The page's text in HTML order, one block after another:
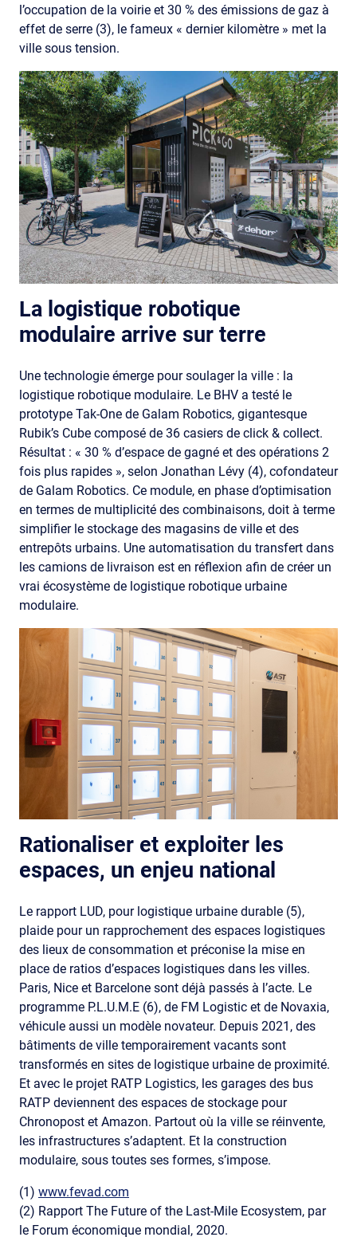
l’occupation de la voirie et 30 % des émissions de gaz à
effet de serre (3), le fameux « dernier kilomètre » met la
ville sous tension.
La logistique robotique
modulaire arrive sur terre
Une technologie émerge pour soulager la ville : la
logistique robotique modulaire. Le BHV a testé le
prototype Tak-One de Galam Robotics, gigantesque
Rubik’s Cube composé de 36 casiers de click & collect.
Résultat : « 30 % d’espace de gagné et des opérations 2
fois plus rapides », selon Jonathan Lévy (4), cofondateur
de Galam Robotics. Ce module, en phase d’optimisation
en termes de multiplicité des combinaisons, doit à terme
simplifier le stockage des magasins de ville et des
entrepôts urbains. Une automatisation du transfert dans
les camions de livraison est en réflexion afin de créer un
vrai écosystème de logistique robotique urbaine
modulaire.
Rationaliser et exploiter les
espaces, un enjeu national
Le rapport LUD, pour logistique urbaine durable (5),
plaide pour un rapprochement des espaces logistiques
des lieux de consommation et préconise la mise en
place de ratios d’espaces logistiques dans les villes.
Paris, Nice et Barcelone sont déjà passés à l’acte. Le
programme P.L.U.M.E (6), de FM Logistic et de Novaxia,
véhicule aussi un modèle novateur. Depuis 2021, des
bâtiments de ville temporairement vacants sont
transformés en sites de logistique urbaine de proximité.
Et avec le projet RATP Logistics, les garages des bus
RATP deviennent des espaces de stockage pour
Chronopost et Amazon. Partout où la ville se réinvente,
les infrastructures s’adaptent. Et la construction
modulaire, sous toutes ses formes, s’impose.
(1) www.fevad.com
(2) Rapport The Future of the Last-Mile Ecosystem, par
le Forum économique mondial, 2020.